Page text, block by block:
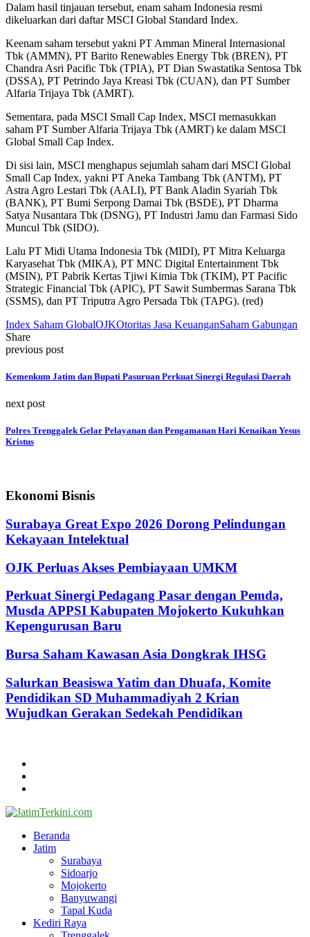
Dalam hasil tinjauan tersebut, enam saham Indonesia resmi
dikeluarkan dari daftar MSCI Global Standard Index.
Keenam saham tersebut yakni PT Amman Mineral Internasional
Tbk (AMMN), PT Barito Renewables Energy Tbk (BREN), PT
Chandra Asri Pacific Tbk (TPIA), PT Dian Swastatika Sentosa Tbk
(DSSA), PT Petrindo Jaya Kreasi Tbk (CUAN), dan PT Sumber
Alfaria Trijaya Tbk (AMRT).
Sementara, pada MSCI Small Cap Index, MSCI memasukkan
saham PT Sumber Alfaria Trijaya Tbk (AMRT) ke dalam MSCI
Global Small Cap Index.
Di sisi lain, MSCI menghapus sejumlah saham dari MSCI Global
Small Cap Index, yakni PT Aneka Tambang Tbk (ANTM), PT
Astra Agro Lestari Tbk (AALI), PT Bank Aladin Syariah Tbk
(BANK), PT Bumi Serpong Damai Tbk (BSDE), PT Dharma
Satya Nusantara Tbk (DSNG), PT Industri Jamu dan Farmasi Sido
Muncul Tbk (SIDO).
Lalu PT Midi Utama Indonesia Tbk (MIDI), PT Mitra Keluarga
Karyasehat Tbk (MIKA), PT MNC Digital Entertainment Tbk
(MSIN), PT Pabrik Kertas Tjiwi Kimia Tbk (TKIM), PT Pacific
Strategic Financial Tbk (APIC), PT Sawit Sumbermas Sarana Tbk
(SSMS), dan PT Triputra Agro Persada Tbk (TAPG). (red)
Index Saham GlobalOJKOtoritas Jasa KeuanganSaham Gabungan
Share
previous post
Kemenkum Jatim dan Bupati Pasuruan Perkuat Sinergi Regulasi Daerah
next post
Polres Trenggalek Gelar Pelayanan dan Pengamanan Hari Kenaikan Yesus
Kristus
Ekonomi Bisnis
Surabaya Great Expo 2026 Dorong Pelindungan
Kekayaan Intelektual
OJK Perluas Akses Pembiayaan UMKM
Perkuat Sinergi Pedagang Pasar dengan Pemda,
Musda APPSI Kabupaten Mojokerto Kukuhkan
Kepengurusan Baru
Bursa Saham Kawasan Asia Dongkrak IHSG
Salurkan Beasiswa Yatim dan Dhuafa, Komite
Pendidikan SD Muhammadiyah 2 Krian
Wujudkan Gerakan Sedekah Pendidikan
Beranda
Jatim
Surabaya
Sidoarjo
Mojokerto
Banyuwangi
Tapal Kuda
Kediri Raya